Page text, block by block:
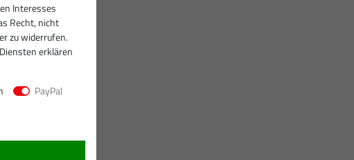
Interesses
Recht, nicht
zu widerrufen.
erklären
PayPal